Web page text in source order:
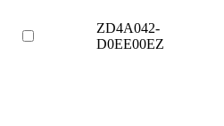
ZD4A042-
D0EE00EZ